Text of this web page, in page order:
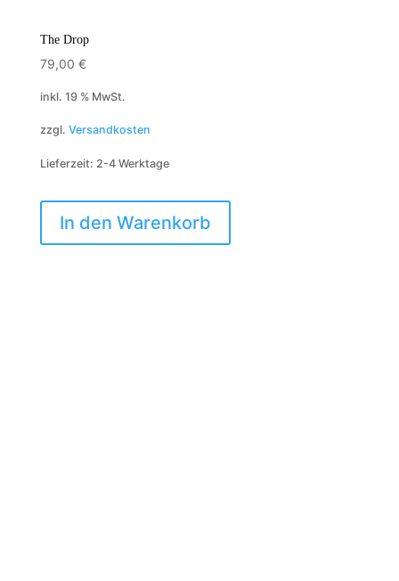
The Drop
79,00 €
inkl. 19 % MwSt.
zzgl. Versandkosten
Lieferzeit: 2-4 Werktage
In den Warenkorb